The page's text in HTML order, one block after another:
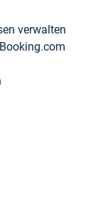
verwalten